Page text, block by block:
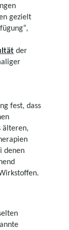
gezielt
der
fest, dass
älteren,
denen